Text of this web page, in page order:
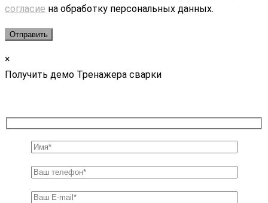
согласие на обработку персональных данных.
×
Получить демо Тренажера сварки